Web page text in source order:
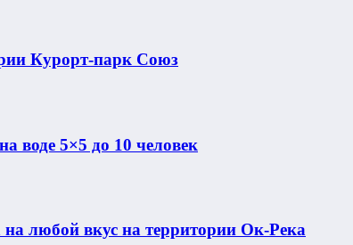
Курорт-парк Союз
воде 5×5 до 10 человек
на любой вкус на территории Ок-Река